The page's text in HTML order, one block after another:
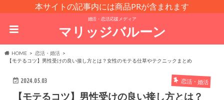
本サイトの記事内には商品PRが含まれます
婚活・恋活応援メディア
マリッジバルーン
HOME
恋活・婚活
【モテるコツ】男性受けの良い接し方とは？女性のモテる仕草やテクニックまとめ
2024.05.03 恋活・婚活
【モテるコツ】男性受けの良い接し方とは？